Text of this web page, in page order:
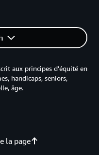
la page
aux principes d’équité en
handicaps, seniors,
âge.